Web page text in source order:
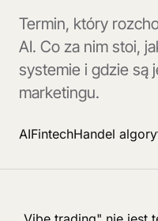
Termin, który
AI. Co za nim stoi,
systemie i gdzie
marketingu.
AIFintechHandel